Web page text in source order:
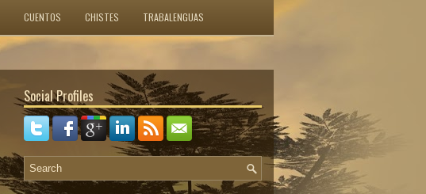
CUENTOS CHISTES TRABALENGUAS
Social Profiles